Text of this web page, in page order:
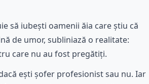
să iubești oamenii ăia care știu că
de umor, subliniază o realitate:
care nu au fost pregătiți.
ești șofer profesionist sau nu. Iar